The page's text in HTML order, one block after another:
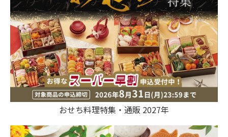
おせち料理特集・通販 2027年